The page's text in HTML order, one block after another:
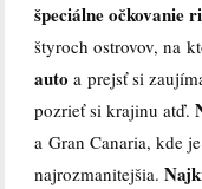
špeciálne očkovanie
štyroch ostrovov, na
auto a prejsť si
pozrieť si krajinu atď.
a Gran Canaria, kde
najrozmanitejšia.